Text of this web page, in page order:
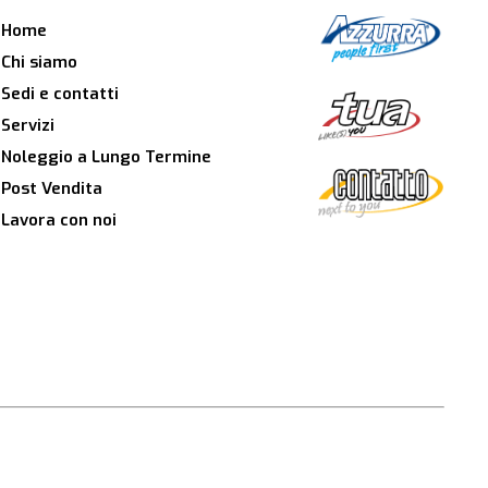
Home
Chi siamo
Sedi e contatti
Servizi
Noleggio a Lungo Termine
Post Vendita
Lavora con noi